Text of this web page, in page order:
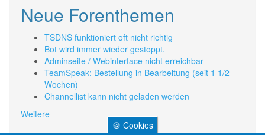
Neue Forenthemen
TSDNS funktioniert oft nicht richtig
Bot wird immer wieder gestoppt.
Adminseite / Webinterface nicht erreichbar
TeamSpeak: Bestellung in Bearbeitung (seit 1 1/2
Wochen)
Channellist kann nicht geladen werden
Weitere
🍪 Cookies